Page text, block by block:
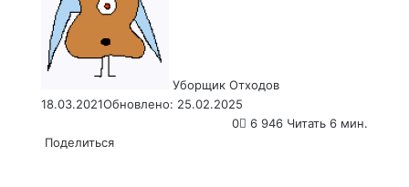
Уборщик Отходов
18.03.2021Обновлено: 25.02.2025
0
6 946 Читать 6 мин.
Поделиться